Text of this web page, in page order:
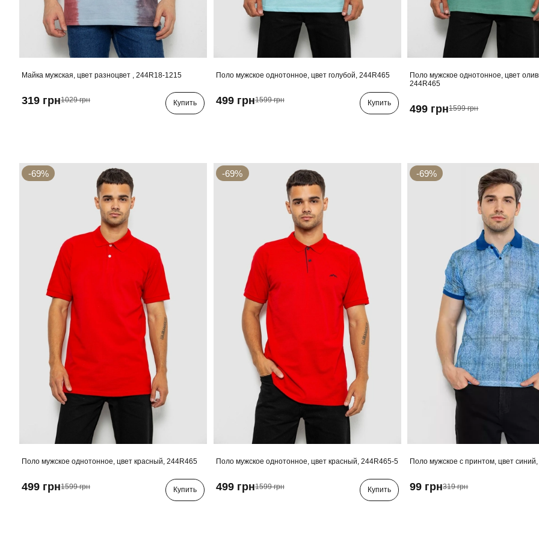
Майка мужская, цвет разноцвет , 244R18-1215
319 грн1029 грн Купить
Поло мужское однотонное, цвет голубой, 244R465
499 грн1599 грн Купить
Поло мужское однотонное, цвет
244R465
499 грн1599 грн
-69%
Поло мужское однотонное, цвет красный, 244R465
499 грн1599 грн Купить
-69%
Поло мужское однотонное, цвет красный, 244R465-5
499 грн1599 грн Купить
-69%
Поло мужское с принтом, цвет
99 грн319 грн